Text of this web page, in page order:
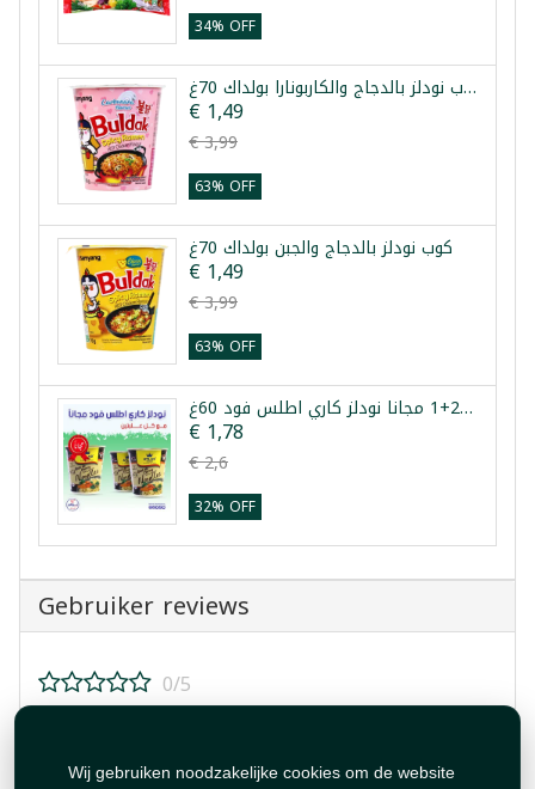
Wij gebruiken noodzakelijke cookies om de website
34% OFF
كوب نودلز بالدجاج والكاربونارا بولداك 70غ
€ 1,49
€ 3,99
63% OFF
كوب نودلز بالدجاج والجبن بولداك 70غ
€ 1,49
€ 3,99
63% OFF
عرض 2+1 مجانا نودلز كاري اطلس فود 60غ
€ 1,78
€ 2,6
32% OFF
Gebruiker reviews
0/5